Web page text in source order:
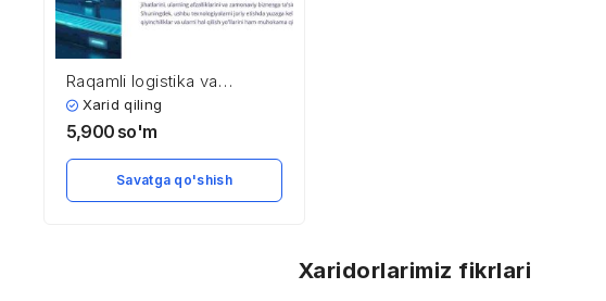
Raqamli logistika va
avtomatlashtirilgan tizimlar
Xarid qiling
5,900 so'm
Savatga qo'shish
Xaridorlarimiz fikrlari